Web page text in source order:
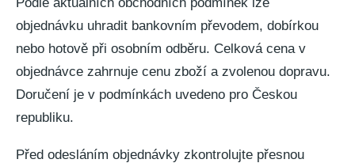
objednávku uhradit bankovním převodem, dobírkou
nebo hotově při osobním odběru. Celková cena v
objednávce zahrnuje cenu zboží a zvolenou dopravu.
Doručení je v podmínkách uvedeno pro Českou
republiku.
Před odesláním objednávky zkontrolujte přesnou